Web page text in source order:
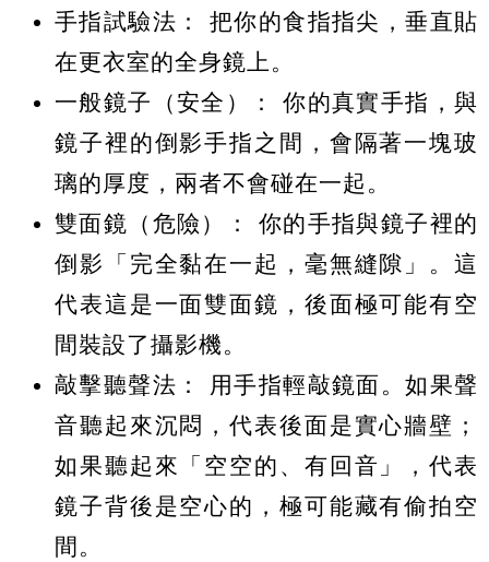
手指試驗法：
把你的食指指尖，垂直貼
在更衣室的全身鏡上。
一般鏡子（安全）：
你的真實手指，與
鏡子裡的倒影手指之間，會隔著一塊玻
璃的厚度， 兩者不會碰在一起 。
雙面鏡（危險）：
你的手指與鏡子裡的
倒影「完全黏在一起，毫無縫隙」。這
代表這是一面雙面鏡，後面極可能有空
間裝設了攝影機。
敲擊聽聲法：
用手指輕敲鏡面。如果聲
音聽起來沉悶，代表後面是實心牆壁；
如果聽起來「空空的、有回音」，代表
鏡子背後是空心的，極可能藏有偷拍空
間。